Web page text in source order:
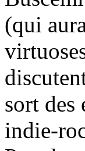
(qui
sort des
indie-